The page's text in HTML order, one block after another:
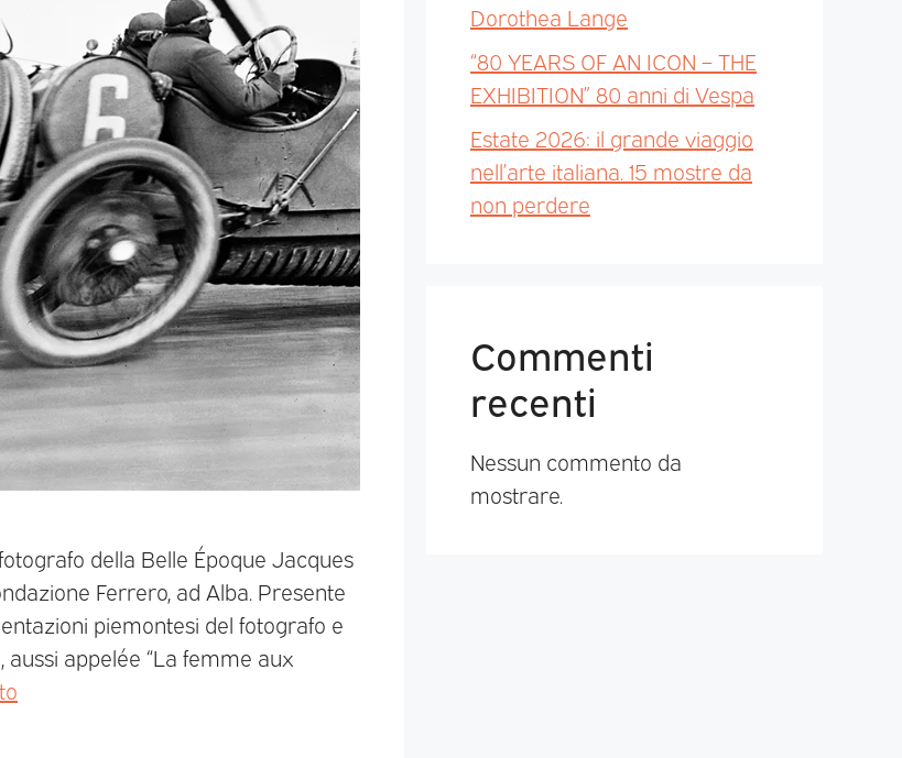
della Belle Époque Jacques
Ferrero, ad Alba. Presente
piemontesi del fotografo e
appelée “La femme aux
Dorothea Lange
“80 YEARS OF AN ICON – THE
EXHIBITION” 80 anni di Vespa
Estate 2026: il grande viaggio
nell’arte italiana. 15 mostre da
non perdere
Commenti
recenti
Nessun commento da
mostrare.